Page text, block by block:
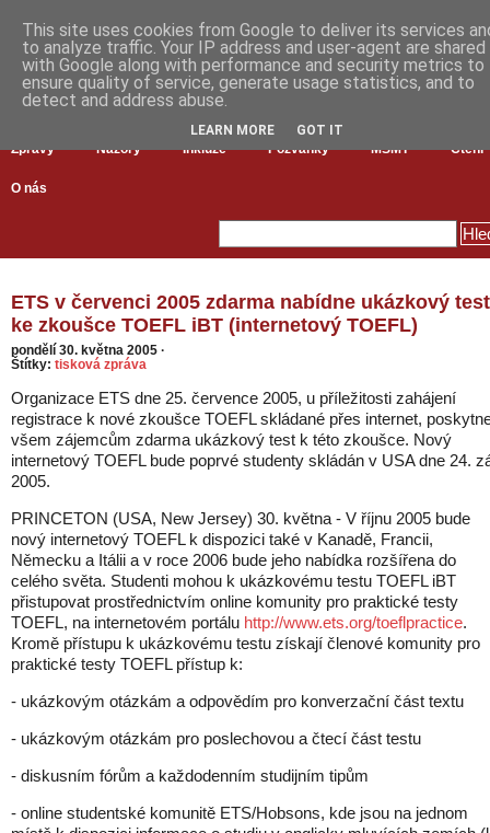
Zprávy Názory Inkluze Pozvánky MŠMT Čtení
O nás
ETS v červenci 2005 zdarma nabídne ukázkový test
ke zkoušce TOEFL iBT (internetový TOEFL)
pondělí 30. května 2005 ·
Štítky: tisková zpráva
Organizace ETS dne 25. července 2005, u příležitosti zahájení
registrace k nové zkoušce TOEFL skládané přes internet,
všem zájemcům zdarma ukázkový test k této zkoušce. Nový
internetový TOEFL bude poprvé studenty skládán v USA dne 24.
2005.
PRINCETON (USA, New Jersey) 30. května - V říjnu 2005 bude
nový internetový TOEFL k dispozici také v Kanadě, Francii,
Německu a Itálii a v roce 2006 bude jeho nabídka rozšířena do
celého světa. Studenti mohou k ukázkovému testu TOEFL iBT
přistupovat prostřednictvím online komunity pro praktické testy
TOEFL, na internetovém portálu http://www.ets.org/toeflpractice.
Kromě přístupu k ukázkovému testu získají členové komunity pro
praktické testy TOEFL přístup k:
- ukázkovým otázkám a odpovědím pro konverzační část textu
- ukázkovým otázkám pro poslechovou a čtecí část testu
- diskusním fórům a každodenním studijním tipům
- online studentské komunitě ETS/Hobsons, kde jsou na jednom
This site uses cookies from Google to deliver its services
to analyze traffic. Your IP address and user-agent are shared
with Google along with performance and security metrics to
ensure quality of service, generate usage statistics, and to
detect and address abuse.
LEARN MORE GOT IT